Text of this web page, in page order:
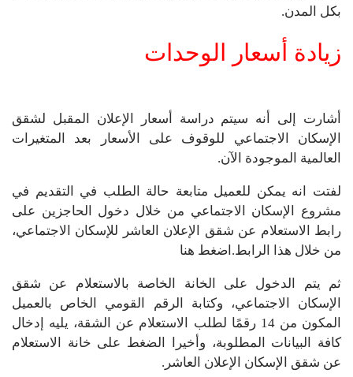
بكل المدن.
زيادة أسعار الوحدات
أشارت إلى أنه سيتم دراسة أسعار الإعلان المقبل لشقق
الإسكان الاجتماعي للوقوف على الأسعار بعد المتغيرات
العالمية الموجودة الآن.
لفتت انه يمكن للعميل متابعة حالة الطلب في التقديم في
مشروع الإسكان الاجتماعي من خلال دخول الحاجزين على
رابط الاستعلام عن شقق الإعلان العاشر للإسكان الاجتماعي،
من خلال هذا الرابط.اضغط هنا
ثم يتم الدخول على الخانة الخاصة بالاستعلام عن شقق
الإسكان الاجتماعي، وكتابة الرقم القومي الخاص بالعميل
المكون من 14 رقمًا لطلب الاستعلام عن الشقة، يليه إدخال
كافة البيانات المطلوبة، وأخيرا الضغط على خانة الاستعلام
عن شقق الإسكان الإعلان العاشر.